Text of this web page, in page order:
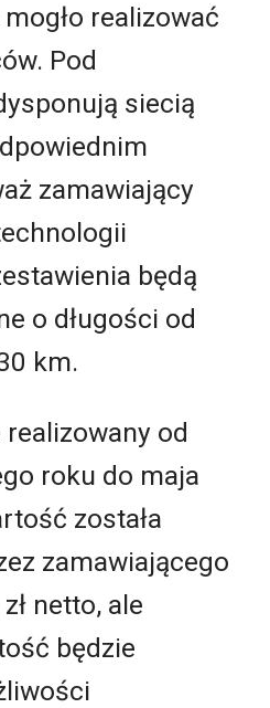
realizować
Pod
siecią
zamawiający
będą
o długości od
km.
od
roku do maja
została
zamawiającego
netto, ale
będzie